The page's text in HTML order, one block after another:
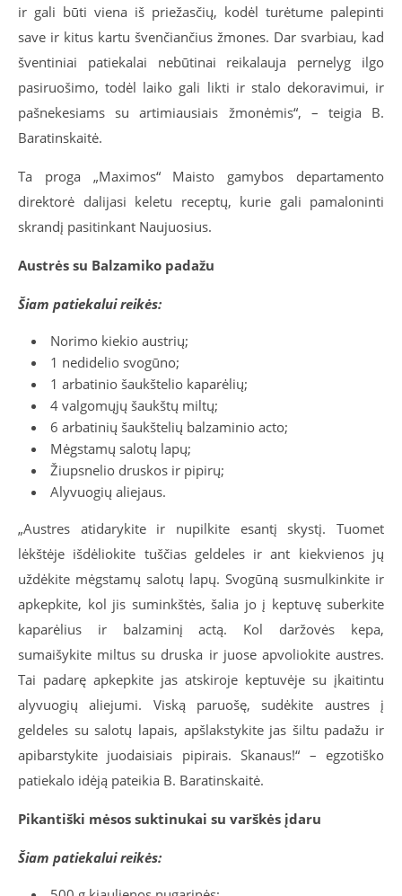
ir gali būti viena iš priežasčių, kodėl turėtume palepinti
save ir kitus kartu švenčiančius žmones. Dar svarbiau, kad
šventiniai patiekalai nebūtinai reikalauja pernelyg ilgo
pasiruošimo, todėl laiko gali likti ir stalo dekoravimui, ir
pašnekesiams su artimiausiais žmonėmis“, – teigia B.
Baratinskaitė.
Ta proga „Maximos“ Maisto gamybos departamento
direktorė dalijasi keletu receptų, kurie gali pamaloninti
skrandį pasitinkant Naujuosius.
Austrės su Balzamiko padažu
Šiam patiekalui reikės:
Norimo kiekio austrių;
1 nedidelio svogūno;
1 arbatinio šaukštelio kaparėlių;
4 valgomųjų šaukštų miltų;
6 arbatinių šaukštelių balzaminio acto;
Mėgstamų salotų lapų;
Žiupsnelio druskos ir pipirų;
Alyvuogių aliejaus.
„Austres atidarykite ir nupilkite esantį skystį. Tuomet
lėkštėje išdėliokite tuščias geldeles ir ant kiekvienos jų
uždėkite mėgstamų salotų lapų. Svogūną susmulkinkite ir
apkepkite, kol jis suminkštės, šalia jo į keptuvę suberkite
kaparėlius ir balzaminį actą. Kol daržovės kepa,
sumaišykite miltus su druska ir juose apvoliokite austres.
Tai padarę apkepkite jas atskiroje keptuvėje su įkaitintu
alyvuogių aliejumi. Viską paruošę, sudėkite austres į
geldeles su salotų lapais, apšlakstykite jas šiltu padažu ir
apibarstykite juodaisiais pipirais. Skanaus!“ – egzotiško
patiekalo idėją pateikia B. Baratinskaitė.
Pikantiški mėsos suktinukai su varškės įdaru
Šiam patiekalui reikės: